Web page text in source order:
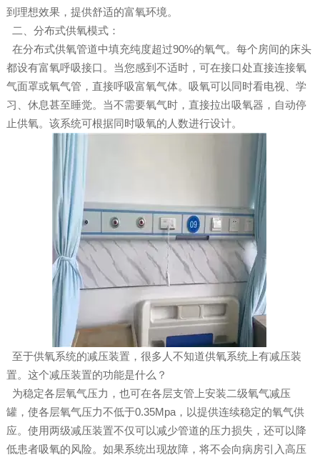
到理想效果，提供舒适的富氧环境。
二、分布式供氧模式：
在分布式供氧管道中填充纯度超过90%的氧气。每个房间的床头
都设有富氧呼吸接口。当您感到不适时，可在接口处直接连接氧
气面罩或氧气管，直接呼吸富氧气体。吸氧可以同时看电视、学
习、休息甚至睡觉。当不需要氧气时，直接拉出吸氧器，自动停
止供氧。该系统可根据同时吸氧的人数进行设计。
至于供氧系统的减压装置，很多人不知道供氧系统上有减压装
置。这个减压装置的功能是什么？
为稳定各层氧气压力，也可在各层支管上安装二级氧气减压
罐，使各层氧气压力不低于0.35Mpa，以提供连续稳定的氧气供
应。使用两级减压装置不仅可以减少管道的压力损失，还可以降
低患者吸氧的风险。如果系统出现故障，将不会向病房引入高压